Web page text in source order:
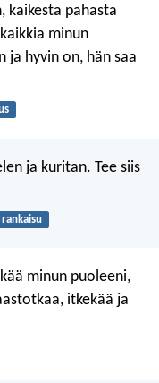
kaikesta pahasta
minun
ja hyvin on, hän saa
ja kuritan. Tee siis
rankaisu
minun puoleeni,
itkekää ja